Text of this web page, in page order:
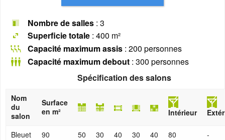
Nombre de salles : 3
Superficie totale : 400 m²
Capacité maximum assis : 200 personnes
Capacité maximum debout : 300 personnes
Spécification des salons
Nom
du
salon
Surface
en m²
Intérieur
Bleuet 90 50 30 40 30 40 80
-